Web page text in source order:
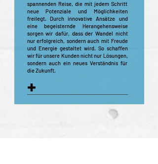
spannenden Reise, die mit jedem Schritt
neue Potenziale und Möglichkeiten
freilegt. Durch innovative Ansätze und
eine begeisternde Herangehensweise
sorgen wir dafür, dass der Wandel nicht
nur erfolgreich, sondern auch mit Freude
und Energie gestaltet wird. So schaffen
wir für unsere Kunden nicht nur Lösungen,
sondern auch ein neues Verständnis für
die Zukunft.
+